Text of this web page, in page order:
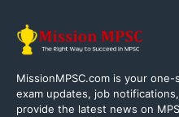
MissionMPSC.com is your
exam updates, job
provide the latest news on